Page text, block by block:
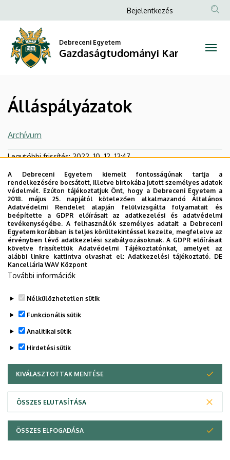
Gazdaságtudományi
a
tartalomra
Anonim
menüje
Bejelentkezés
Debreceni Egyetem
Gazdaságtudományi Kar
Álláspályázatok
Archívum
Legutóbbi frissítés: 2022. 10. 12. 12:47
Adatvédelem
Copyright © 2026 Unideb
A Debreceni Egyetem kiemelt fontosságúnak tartja a
rendelkezésére bocsátott, illetve birtokába jutott személyes adatok
védelmét. Ezúton tájékoztatjuk Önt, hogy a Debreceni Egyetem a
2018. május 25. napjától kötelezően alkalmazandó Általános
Adatvédelmi Rendelet alapján felülvizsgálta folyamatait és
beépítette a GDPR előírásait az adatkezelési és adatvédelmi
tevékenységébe. A felhasználók személyes adatait a Debreceni
Egyetem korábban is teljes körültekintéssel kezelte, megfelelve az
érvényben lévő adatkezelési szabályozásoknak. A GDPR előírásait
követve frissítettük Adatvédelmi Tájékoztatónkat, amelyet az
alábbi linkre kattintva olvashat el:Adatkezelési tájékoztató. DE
Kancellária WAV Központ
További információk
Nélkülözhetetlen sütik
Funkcionális sütik
Analitikai sütik
Hirdetési sütik
KIVÁLASZTOTTAK MENTÉSE
ÖSSZES ELUTASÍTÁSA
WITHDRAW CONSENT
ÖSSZES ELFOGADÁSA